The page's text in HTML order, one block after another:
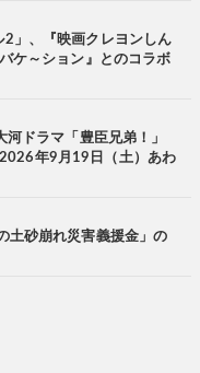
2」、『映画クレヨンしん
ケ～ション』とのコラボ
ドラマ「豊臣兄弟！」
年9月19日（土）あわ
土砂崩れ災害義援金」の